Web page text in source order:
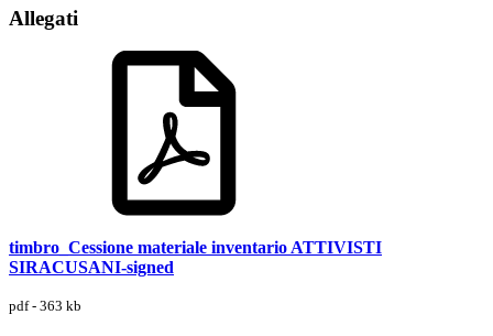
Allegati
timbro_Cessione materiale inventario ATTIVISTI
SIRACUSANI-signed
pdf - 363 kb